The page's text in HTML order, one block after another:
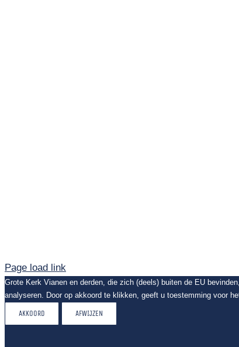
Page load link
Grote Kerk Vianen en derden, die zich (deels) buiten de EU
analyseren. Door op akkoord te klikken, geeft u toestemming voor
AKKOORD AFWIJZEN